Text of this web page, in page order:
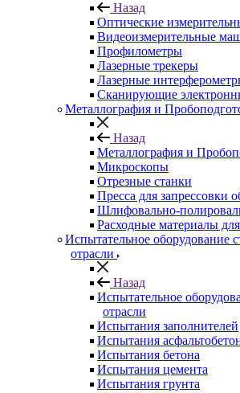
Назад
Оптические
Видеоизмерительные
Профилометры
Лазерные трекеры
Лазерные
Сканирующие
Металлография и
Назад
Металлография и
Микроскопы
Отрезные станки
Пресса для запрессовки
Шлифовально-
Расходные материалы
Испытательное оборудование
отрасли
Назад
Испытательное
отрасли
Испытания заполнителей
Испытания
Испытания бетона
Испытания цемента
Испытания грунта